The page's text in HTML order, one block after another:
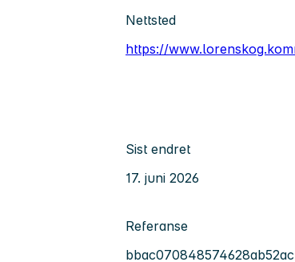
Nettsted
https://
Sist endret
17. juni 2026
Referanse